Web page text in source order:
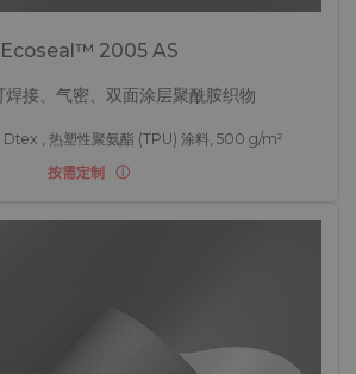
Ecoseal™ 2005 AS
焊接、气密、双面涂层聚酰胺织物
, 热塑性聚氨酯 (TPU) 涂料, 500 g/m²
按需定制